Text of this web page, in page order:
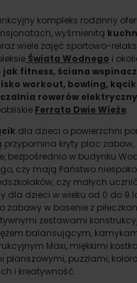
kompleks rodzinny
wyśmienitą
wiele zajęć sportowo-
Świata Wodnego i
fitness, ściana
workout, bowling, kącik
rowerów
Ferrata Dwie Wieże.
dla dzieci o powierzchni
przypomina kryty plac zabaw,
bezpośrednio w budynku
czy mają Państwo
czy małych
dla dzieci w wieku od 0 do 9
zabawy w basenie z
zestawami
balansującym,
Maxi, miękkimi
planszowymi, puzzlami,
i kreatywność.